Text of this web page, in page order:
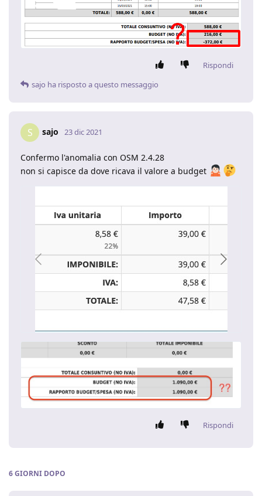
Rispondi
sajo ha risposto a questo messaggio
S sajo 23 dic 2021
Confermo l'anomalia con OSM 2.4.28
non si capisce da dove ricava il valore a budget
Rispondi
6 GIORNI DOPO